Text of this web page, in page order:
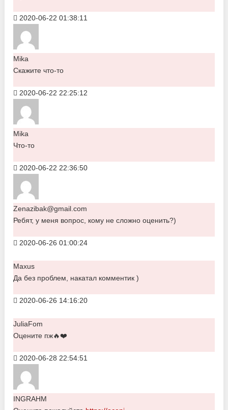
2020-06-22 01:38:11
Mika
Скажите что-то
2020-06-22 22:25:12
Mika
Что-то
2020-06-22 22:36:50
Zenazibak@gmail.com
Ребят, у меня вопрос, кому не сложно оценить?)
2020-06-26 01:00:24
Maxus
Да без проблем, накатал комментик )
2020-06-26 14:16:20
JuliaFom
Оцените пж🔥❤️
2020-06-28 22:54:51
INGRAHM